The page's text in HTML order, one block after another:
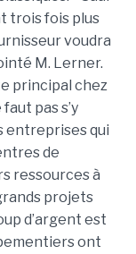
trois fois plus
voudra
M. Lerner.
principal chez
pas s’y
entreprises qui
de
ressources à
projets
d’argent est
ont